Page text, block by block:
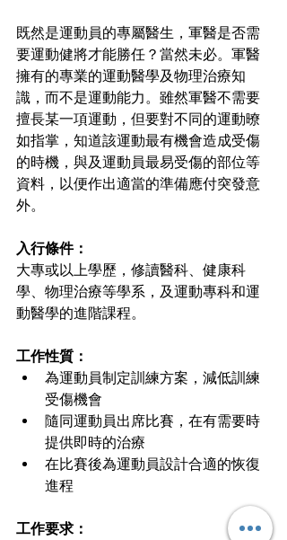
既然是運動員的專屬醫生，軍醫是否需
要運動健將才能勝任？當然未必。軍醫
擁有的專業的運動醫學及物理治療知
識，而不是運動能力。雖然軍醫不需要
擅長某一項運動，但要對不同的運動暸
如指掌，知道該運動最有機會造成受傷
的時機，與及運動員最易受傷的部位等
資料，以便作出適當的準備應付突發意
外。
入行條件：
大專或以上學歷，修讀醫科、健康科
學、物理治療等學系，及運動專科和運
動醫學的進階課程。
工作性質：
為運動員制定訓練方案，減低訓練
受傷機會
隨同運動員出席比賽，在有需要時
提供即時的治療
在比賽後為運動員設計合適的恢復
進程
工作要求：